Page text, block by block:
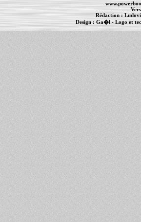
Rédaction :
Design : Ga�l- Logo et